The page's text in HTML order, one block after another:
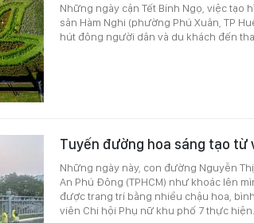
Những ngày cận Tết Bính Ngọ, việc tạo
sân Hàm Nghi (phường Phú Xuân, TP
hút đông người dân và du khách đến
Tuyến đường hoa sáng tạo từ
Những ngày này, con đường Nguyễn
An Phú Đông (TPHCM) như khoác lên
được trang trí bằng nhiều chậu hoa,
viên Chi hội Phụ nữ khu phố 7 thực hiện.